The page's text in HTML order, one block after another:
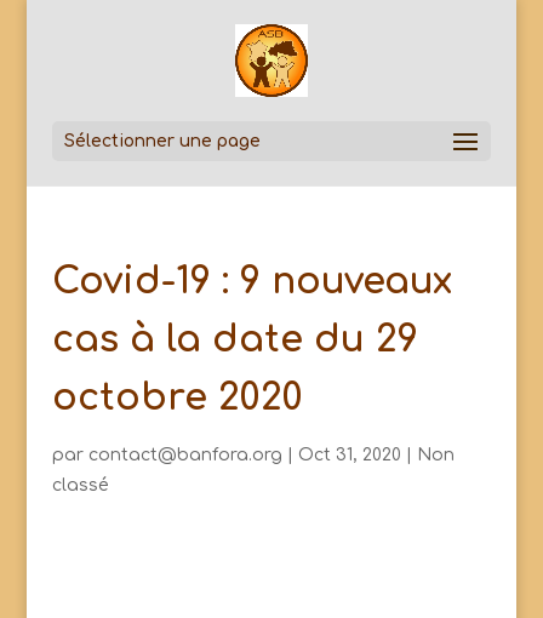
Sélectionner une page
Covid-19 : 9 nouveaux
cas à la date du 29
octobre 2020
par contact@banfora.org Oct 31, 2020
Non
classé